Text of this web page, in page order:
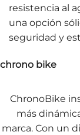
resistencia al
una opción
seguridad y
chrono bike
ChronoBike
más
marca. Con un